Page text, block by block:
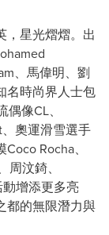
，星光熠熠。出
、馬偉明、劉
名時尚界人士包
像CL、
、奧運滑雪選手
Rocha、
汶錡、
增添更多亮
都的無限潛力與